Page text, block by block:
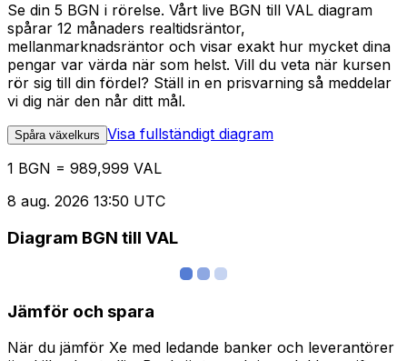
Se din 5 BGN i rörelse. Vårt live BGN till VAL diagram
spårar 12 månaders realtidsräntor,
mellanmarknadsräntor och visar exakt hur mycket dina
pengar var värda när som helst. Vill du veta när kursen
rör sig till din fördel? Ställ in en prisvarning så meddelar
vi dig när den når ditt mål.
Spåra växelkurs Visa fullständigt diagram
1 BGN = 989,999 VAL
8 aug. 2026 13:50 UTC
Diagram BGN till VAL
Jämför och spara
När du jämför Xe med ledande banker och leverantörer